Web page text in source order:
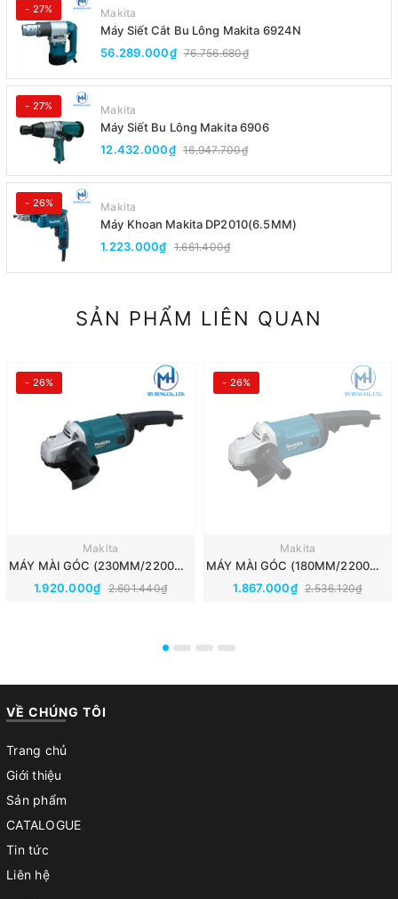
- 27% Makita
Máy Siết Cắt Bu Lông Makita 6924N
56.289.000₫ 76.756.680₫
- 27% Makita
Máy Siết Bu Lông Makita 6906
12.432.000₫ 16.947.700₫
- 26% Makita
Máy Khoan Makita DP2010(6.5MM)
1.223.000₫ 1.661.400₫
SẢN PHẨM LIÊN QUAN
- 26%
Makita
MÁY MÀI GÓC (230MM/2200W/CÔNG TẮC BÓP) MAKITA M0921B
1.920.000₫ 2.601.440₫
- 26%
Makita
MÁY MÀI GÓC (180MM/2200W/CÔNG TẮC BÓP) MAKITA M0920B
1.867.000₫ 2.536.120₫
VỀ CHÚNG TÔI
Trang chủ
Giới thiệu
Sản phẩm
CATALOGUE
Tin tức
Liên hệ